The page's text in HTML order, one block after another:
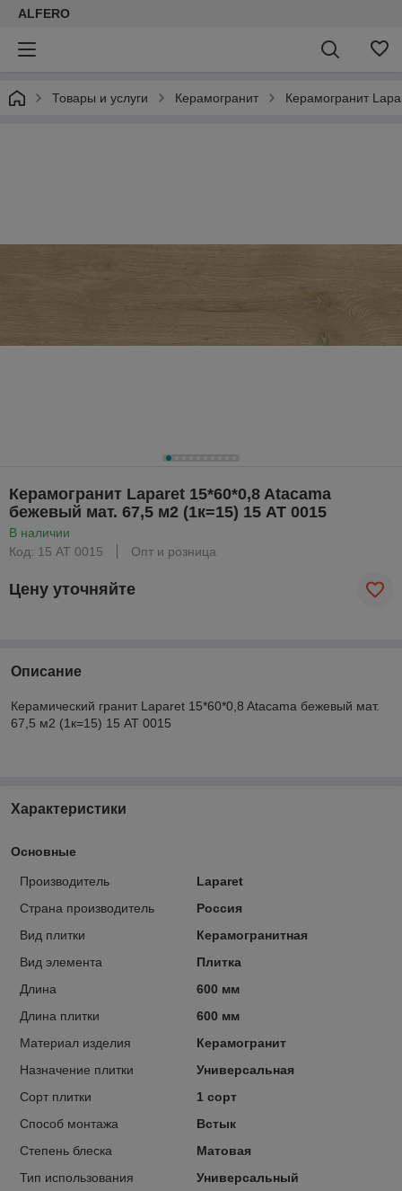
ALFERO
Товары и услуги Керамогранит Керамогранит
Керамогранит Laparet 15*60*0,8 Atacama
бежевый мат. 67,5 м2 (1к=15) 15 AT 0015
В наличии
Код: 15 AT 0015
Опт и розница
Цену уточняйте
Описание
Керамический гранит Laparet 15*60*0,8 Atacama бежевый мат.
67,5 м2 (1к=15) 15 AT 0015
Характеристики
Основные
Производитель
Laparet
Страна производитель
Россия
Вид плитки
Керамогранитная
Вид элемента
Плитка
Длина
600 мм
Длина плитки
600 мм
Материал изделия
Керамогранит
Назначение плитки
Универсальная
Сорт плитки
1 сорт
Способ монтажа
Встык
Степень блеска
Матовая
Тип использования
Универсальный